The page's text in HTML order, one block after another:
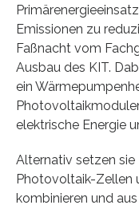
Emissionen zu
Faßnacht vom
Ausbau des KIT.
ein
elektrische Energie
Alternativ setzen
Photovoltaik-Zellen
kombinieren und